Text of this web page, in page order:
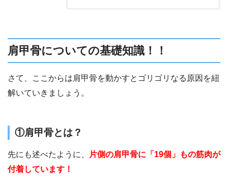
肩甲骨についての基礎知識！！
さて、ここからは肩甲骨を動かすとゴリゴリなる原因を紐
解いていきましょう。
①肩甲骨とは？
先にも述べたように、
片側の肩甲骨に「19個」もの筋肉が
付着しています！